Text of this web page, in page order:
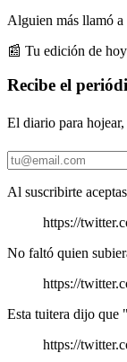
Alguien más llamó a
📰 Tu edición de hoy
Recibe el
El diario para
Al suscribirte
https://
No faltó quien
https://
Esta tuitera dijo que
https://